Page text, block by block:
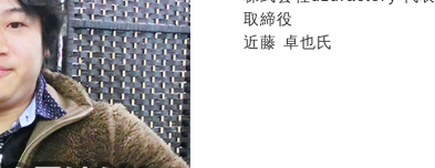
取締役
近藤 卓也氏